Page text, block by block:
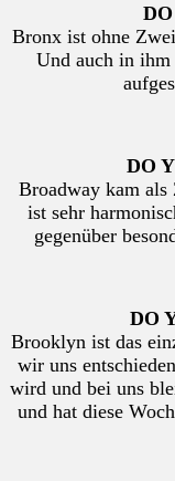
Bronx ist ohne
Und auch in ihm
DO
Broadway kam
ist sehr
gegenüber
DO
Brooklyn ist das
wir uns
wird und bei uns
und hat diese